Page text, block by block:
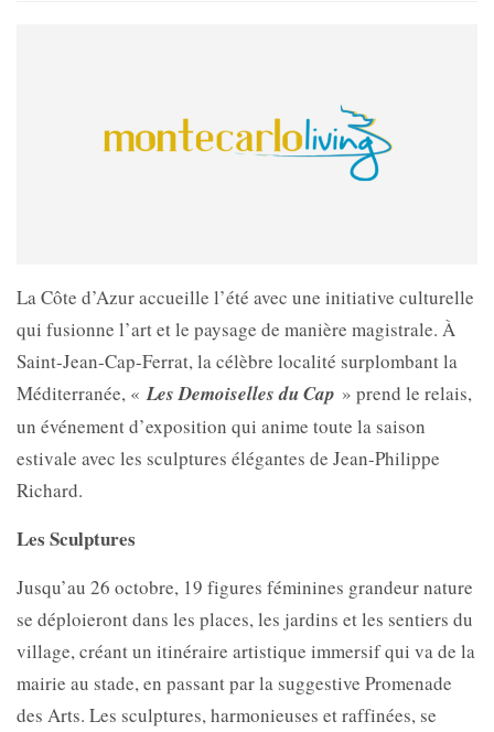
La Côte d’Azur accueille l’été avec une initiative culturelle
qui fusionne l’art et le paysage de manière magistrale. À
Saint-Jean-Cap-Ferrat, la célèbre localité surplombant la
Méditerranée, « Les Demoiselles du Cap » prend le relais,
un événement d’exposition qui anime toute la saison
estivale avec les sculptures élégantes de Jean-Philippe
Richard.
Les Sculptures
Jusqu’au 26 octobre, 19 figures féminines grandeur nature
se déploieront dans les places, les jardins et les sentiers du
village, créant un itinéraire artistique immersif qui va de la
mairie au stade, en passant par la suggestive Promenade
des Arts. Les sculptures, harmonieuses et raffinées, se